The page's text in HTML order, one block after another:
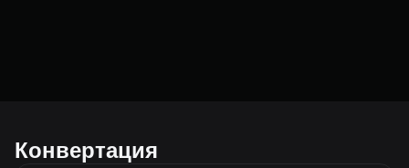
Конвертация